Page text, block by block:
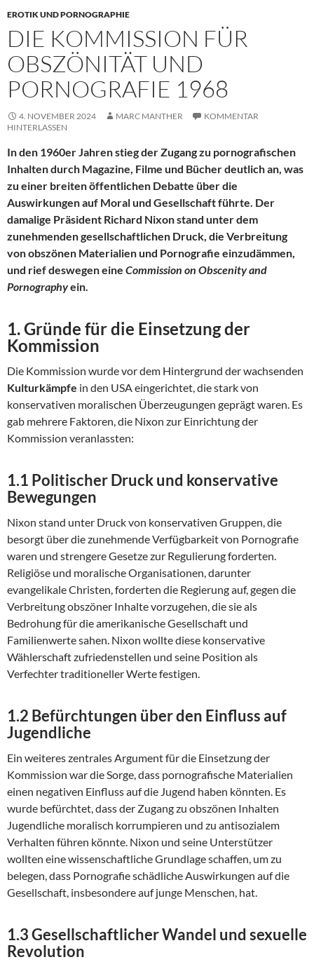
EROTIK UND PORNOGRAPHIE
DIE KOMMISSION FÜR
OBSZÖNITÄT UND
PORNOGRAFIE 1968
4. NOVEMBER 2024 MARC MANTHER
KOMMENTAR
HINTERLASSEN
In den 1960er Jahren stieg der Zugang zu pornografischen
Inhalten durch Magazine, Filme und Bücher deutlich an, was
zu einer breiten öffentlichen Debatte über die
Auswirkungen auf Moral und Gesellschaft führte. Der
damalige Präsident Richard Nixon stand unter dem
zunehmenden gesellschaftlichen Druck, die Verbreitung
von obszönen Materialien und Pornografie einzudämmen,
und rief deswegen eine Commission on Obscenity and
Pornographyein.
1.Gründe für die Einsetzung der
Kommission
Die Kommission wurde vor dem Hintergrund der wachsenden
Kulturkämpfe in den USA eingerichtet, die stark von
konservativen moralischen Überzeugungen geprägt waren. Es
gab mehrere Faktoren, die Nixon zur Einrichtung der
Kommission veranlassten:
1.1 Politischer Druck und konservative
Bewegungen
Nixon stand unter Druck von konservativen Gruppen, die
besorgt über die zunehmende Verfügbarkeit von Pornografie
waren und strengere Gesetze zur Regulierung forderten.
Religiöse und moralische Organisationen, darunter
evangelikale Christen, forderten die Regierung auf, gegen die
Verbreitung obszöner Inhalte vorzugehen, die sie als
Bedrohung für die amerikanische Gesellschaft und
Familienwerte sahen. Nixon wollte diese konservative
Wählerschaft zufriedenstellen und seine Position als
Verfechter traditioneller Werte festigen.
1.2 Befürchtungen über den Einfluss auf
Jugendliche
Ein weiteres zentrales Argument für die Einsetzung der
Kommission war die Sorge, dass pornografische Materialien
einen negativen Einfluss auf die Jugend haben könnten. Es
wurde befürchtet, dass der Zugang zu obszönen Inhalten
Jugendliche moralisch korrumpieren und zu antisozialem
Verhalten führen könnte. Nixon und seine Unterstützer
wollten eine wissenschaftliche Grundlage schaffen, um zu
belegen, dass Pornografie schädliche Auswirkungen auf die
Gesellschaft, insbesondere auf junge Menschen, hat.
1.3Gesellschaftlicher Wandel und sexuelle
Revolution